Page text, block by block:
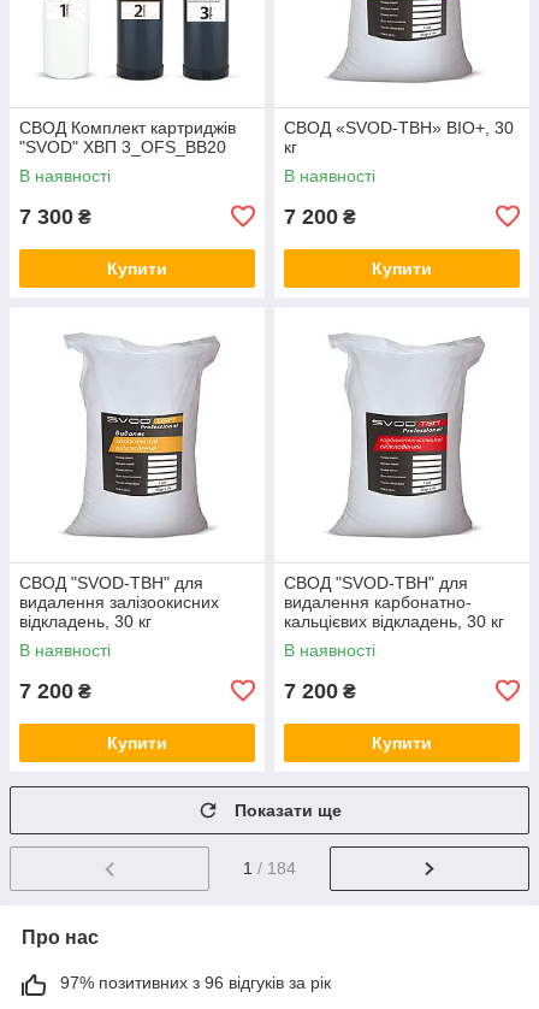
СВОД Комплект картриджів
"SVOD" ХВП 3_OFS_BB20
В наявності
7 300 ₴
Купити
СВОД «SVOD-ТВН» BIO+, 30
кг
В наявності
7 200 ₴
Купити
СВОД "SVOD-ТВН" для
видалення залізоокисних
відкладень, 30 кг
В наявності
7 200 ₴
Купити
СВОД "SVOD-ТВН" для
видалення карбонатно-
кальцієвих відкладень, 30 кг
В наявності
7 200 ₴
Купити
Показати ще
1 / 184
Про нас
97% позитивних з 96 відгуків за рік